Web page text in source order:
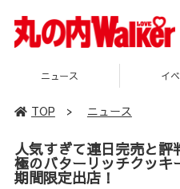
ニュース イ
TOP > ニュース
人気すぎて連日完売と
極のバターリッチクッキ
期間限定出店！